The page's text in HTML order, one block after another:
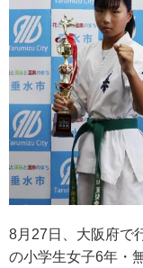
8月27日、大阪府で
の小学生女子6年・